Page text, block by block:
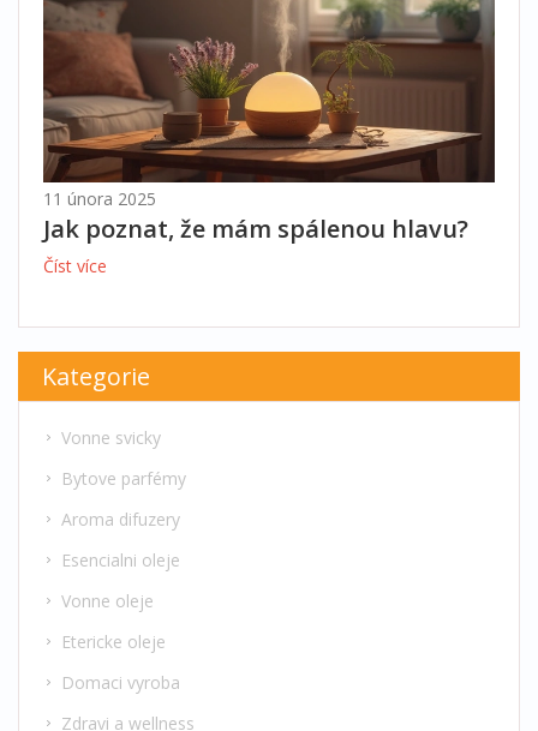
11 února 2025
Jak poznat, že mám spálenou hlavu?
Číst více
Kategorie
Vonne svicky
Bytove parfémy
Aroma difuzery
Esencialni oleje
Vonne oleje
Etericke oleje
Domaci vyroba
Zdravi a wellness